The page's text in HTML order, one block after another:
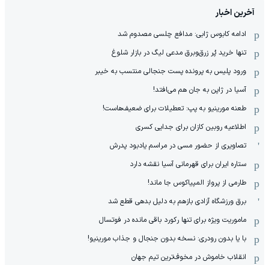
آخرین اخبار
ادامه کابوس ژابی: مدافع چلسی مصدوم شد
تنها خرید پُر زرق‌وبرق مدعی لیگ در بازار شلوغ
ورود پلیس به پرونده پست جنجالی منتسب به خیبر
آسیا در ژاپن به جان هم می‌افتد!
طعنه مورینیو به پپ: تعطیلات برای ضعیف‌هاست!
اطلاعیه روبین کازان برای جدایی کسری
تصاویری از حضور مسی در مراسم یادبود پدرش
ستاره ایران برای قهرمانی آسیا نقشه دارد
طارمی از پرواز المپیاکوس جا ماند!
برق ورزشگاه آزادی بازهم به دلیل بدهی قطع شد
ماموریت ویژه برای تنها رکورد باقی مانده در فوتسال
با یا بدون رودری: نسخه بدون جنجال و جذاب مورینیو!
انقلاب خاموش در مخوف‌‌ترین تیم جهان